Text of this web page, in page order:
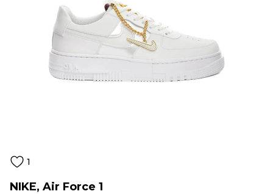
1
NIKE, Air Force 1